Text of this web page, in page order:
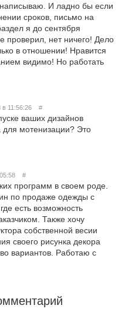
И ладно бы если
сроков, письмо на
я до сентября
проверил, нет ничего! Дело
в отношении! Нравится
видимо! Но работать
11:56:26 #
ваших дизайнов
мотенизации? Это
#
программ в своем роде.
по продаже одежды с
есть возможность
Также хочу
собственной весии
своего рисунка декора
вариантов. Работаю с